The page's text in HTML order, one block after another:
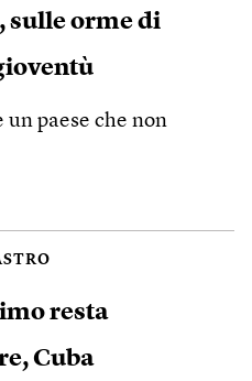
sulle orme di
paese che non
resta
Cuba